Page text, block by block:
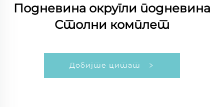
Подневина округли подневина
Столни комплет
Добијте цитат